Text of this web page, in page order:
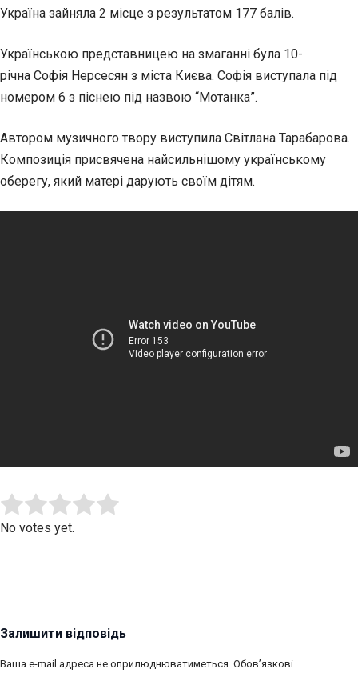
Україна зайняла 2 місце з результатом 177 балів.
Українською представницею на змаганні була 10-
річна Софія Нерсесян з міста Києва. Софія виступала під
номером 6 з піснею під назвою “Мотанка”.
Автором музичного твору виступила Світлана Тарабарова.
Композиція присвячена найсильнішому українському
оберегу, який матері дарують своїм дітям.
Rate this item:
No votes yet.
Залишити відповідь
Ваша e-mail адреса не оприлюднюватиметься. Обов’язкові